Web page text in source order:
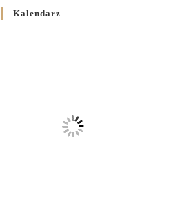
10 GRUDNIA 2025
Декрет про відзначення
Великодня і всіх рухомих
Kalendarz